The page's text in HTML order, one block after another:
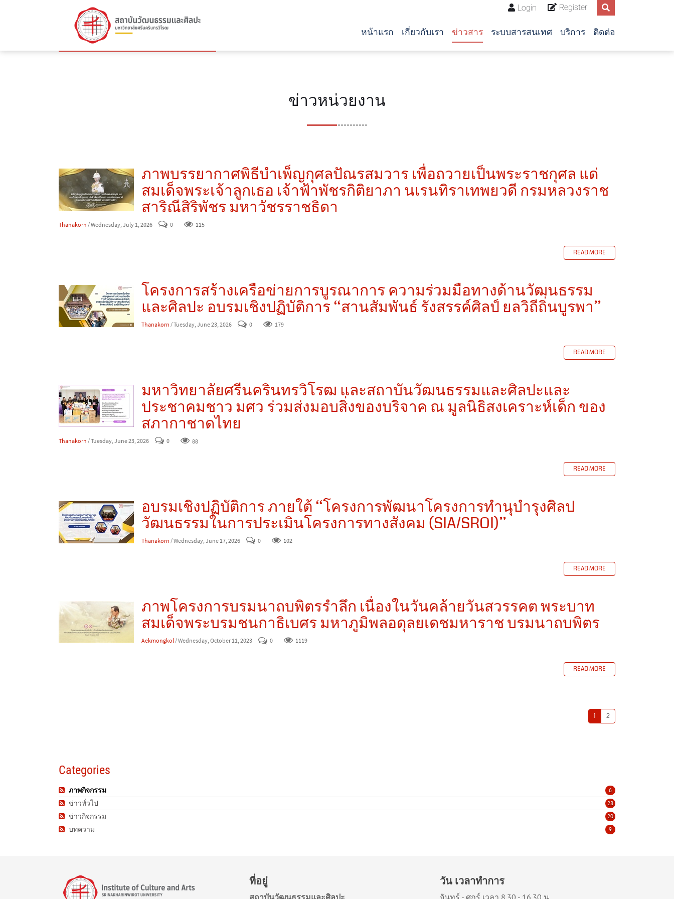
Register
Login
หน้าแรก เกี่ยวกับเรา ข่าวสาร ระบบสารสนเทศ บริการ ติดต่อ
ข่าวหน่วยงาน
ภาพบรรยากาศพิธีบำเพ็ญกุศลปัณรสมวาร เพื่อถวายเป็นพระราชกุศล แด่
สมเด็จพระเจ้าลูกเธอ เจ้าฟ้าพัชรกิติยาภา นเรนทิราเทพยวดี กรมหลวงราช
สาริณีสิริพัชร มหาวัชรราชธิดา
Thanakorn / Wednesday, July 1, 2026 0 115
READ MORE
โครงการสร้างเครือข่ายการบูรณาการ ความร่วมมือทางด้านวัฒนธรรม
และศิลปะ อบรมเชิงปฏิบัติการ “สานสัมพันธ์ รังสรรค์ศิลป์ ยลวิถีถิ่นบูรพา”
Thanakorn / Tuesday, June 23, 2026 0 179
READ MORE
มหาวิทยาลัยศรีนครินทรวิโรฒ และสถาบันวัฒนธรรมและศิลปะและ
ประชาคมชาว มศว ร่วมส่งมอบสิ่งของบริจาค ณ มูลนิธิสงเคราะห์เด็ก ของ
สภากาชาดไทย
Thanakorn / Tuesday, June 23, 2026 0 88
READ MORE
อบรมเชิงปฏิบัติการ ภายใต้ “โครงการพัฒนาโครงการทำนุบำรุงศิลป
วัฒนธรรมในการประเมินโครงการทางสังคม (SIA/SROI)”
Thanakorn / Wednesday, June 17, 2026 0 102
READ MORE
ภาพโครงการบรมนาถบพิตรรำลึก เนื่องในวันคล้ายวันสวรรคต พระบาท
สมเด็จพระบรมชนกาธิเบศร มหาภูมิพลอดุลยเดชมหาราช บรมนาถบพิตร
Aekmongkol/ Wednesday, October 11, 2023 0 1119
READ MORE
1 2
Categories
6
ภาพกิจกรรม
28
ข่าวทั่วไป
20
ข่าวกิจกรรม
9
บทความ
ที่อยู่
สถาบันวัฒนธรรมและศิลปะ
วัน เวลาทำการ
จันทร์ - ศุกร์ เวลา 8.30 - 16.30 น.